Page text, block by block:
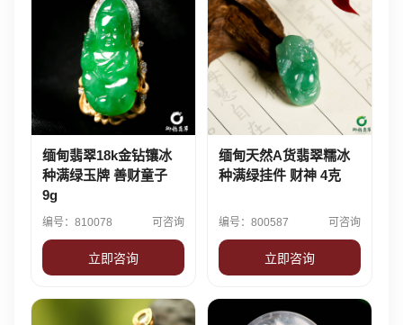
缅甸翡翠18k金钻镶冰
种满绿玉牌 善财童子
9g
编号：810078 可咨询
立即咨询
缅甸天然A货翡翠糯冰
种满绿挂件 财神 4克
编号：800587 可咨询
立即咨询